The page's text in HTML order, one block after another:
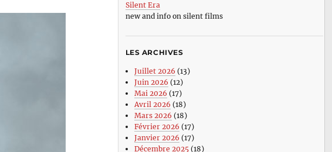
Silent Era
new and info on silent films
LES ARCHIVES
Juillet 2026 (13)
Juin 2026 (12)
Mai 2026 (17)
Avril 2026 (18)
Mars 2026 (18)
Février 2026 (17)
Janvier 2026 (17)
Décembre 2025(18)